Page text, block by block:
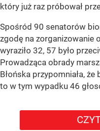
który już raz próbował
Spośród 90 senatorów
zgodę na zorganizowanie
wyraziło 32, 57 było
Prowadząca obrady
Błońska przypomniała,
to w tym wypadku 46